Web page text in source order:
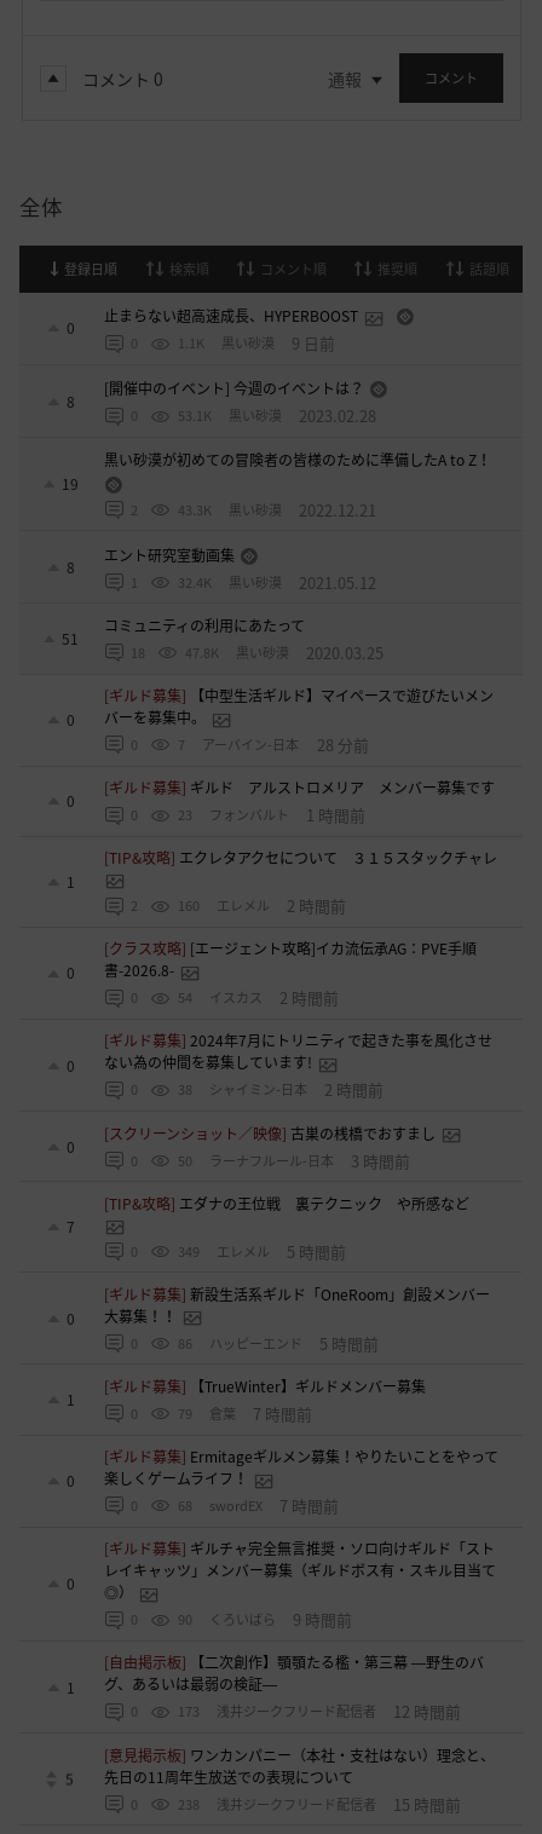
コメント 0 通報 コメント
全体
登録日順 検索順 コメント順 推奨順 話題順
0
止まらない超高速成長、HYPERBOOST
0 1.1K 黒い砂漠 9 日前
8
[開催中のイベント] 今週のイベントは？
0 53.1K 黒い砂漠 2023.02.28
19
黒い砂漠が初めての冒険者の皆様のために準備したA to Z！
2 43.3K 黒い砂漠 2022.12.21
8
エント研究室動画集
1 32.4K 黒い砂漠 2021.05.12
51
コミュニティの利用にあたって
18 47.8K 黒い砂漠 2020.03.25
0
[ギルド募集]
【中型生活ギルド】マイペースで遊びたいメン
バーを募集中。
0 7 アーバイン-日本 28 分前
0
[ギルド募集] ギルド アルストロメリア メンバー募集です
0 23 フォンバルト 1 時間前
1
[TIP&攻略] エクレタアクセについて ３１５スタックチャレ
2 160 エレメル 2 時間前
0
[クラス攻略] [エージェント攻略]イカ流伝承AG：PVE手順
書-2026.8-
0 54 イスカス 2 時間前
0
[ギルド募集]2024年7月にトリニティで起きた事を風化させ
ない為の仲間を募集しています!
0 38 シャイミン-日本 2 時間前
0
[スクリーンショット／映像] 古巣の桟橋でおすまし
0 50 ラーナフルール-日本 3 時間前
7
[TIP&攻略] エダナの王位戦 裏テクニック や所感など
0 349 エレメル 5 時間前
0
[ギルド募集]新設生活系ギルド「OneRoom」創設メンバー
大募集！！
0 86 ハッピーエンド 5 時間前
1
[ギルド募集] 【TrueWinter】ギルドメンバー募集
0 79 倉葉 7 時間前
0
[ギルド募集] Ermitageギルメン募集！やりたいことをやって
楽しくゲームライフ！
0 68 swordEX 7 時間前
0
[ギルド募集] ギルチャ完全無言推奨・ソロ向けギルド「スト
レイキャッツ」メンバー募集（ギルドボス有・スキル目当て
◎）
0 90 くろいばら 9 時間前
1
[自由掲示板]
【二次創作】顎顎たる檻・第三幕 ―野生のバ
グ、あるいは最弱の検証―
0 173 浅井ジークフリード配信者 12 時間前
5
[意見掲示板] ワンカンパニー（本社・支社はない）理念と、
先日の11周年生放送での表現について
0 238 浅井ジークフリード配信者 15 時間前